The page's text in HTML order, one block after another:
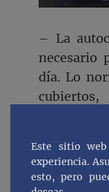
– La
necesario
día. Lo
sábana
Este sitio
experiencia.
esto, pero